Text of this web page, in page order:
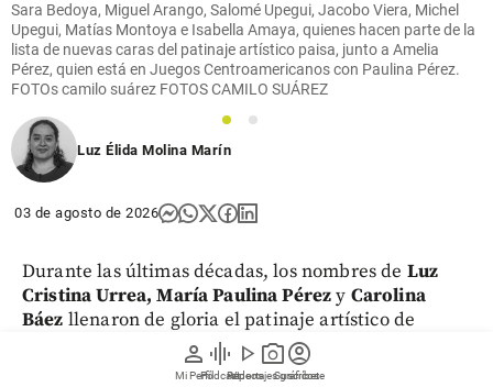
person
Mi Perfil
graphic_eq
Pódcast
play_arrow
Videos
photo_camera
Reportajes gráficos
account_circle
Suscríbete
Sara Bedoya, Miguel Arango, Salomé Upegui, Jacobo Viera, Michel
Upegui, Matías Montoya e Isabella Amaya, quienes hacen parte de la
lista de nuevas caras del patinaje artístico paisa, junto a Amelia
Pérez, quien está en Juegos Centroamericanos con Paulina Pérez.
FOTOs camilo suárez FOTOS CAMILO SUÁREZ
1
2
Luz Élida Molina Marín
03 de agosto de 2026
Durante las últimas décadas, los nombres de Luz
Cristina Urrea, María Paulina Pérezy Carolina
Báez llenaron de gloria el patinaje artístico de
Antioquia. Ahora, la única que continúa
compitiendo y dando alegrías es Pérez -quien